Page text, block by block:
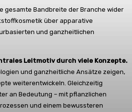
gesamte Bandbreite der Branche wider
über apparative
und ganzheitlichen
Leitmotiv durch viele Konzepte.
und ganzheitliche Ansätze zeigen,
weiterentwickeln. Gleichzeitig
an Bedeutung – mit pflanzlichen
und einem bewussteren